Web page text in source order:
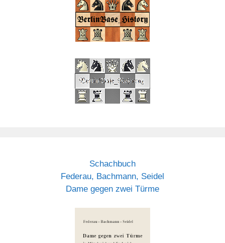
Schachbuch
Federau, Bachmann, Seidel
Dame gegen zwei Türme